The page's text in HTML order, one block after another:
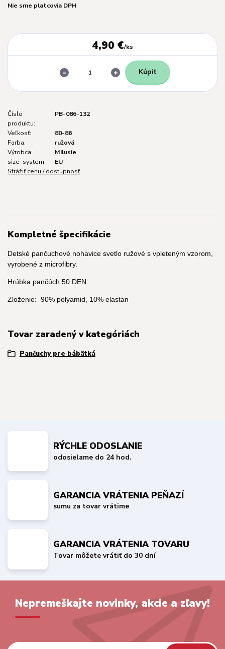
Nie sme platcovia DPH
4,90 €/ks
Kúpiť
Číslo
produktu:
PB-086-132
Veľkosť:
80-86
Farba:
ružová
Výrobca:
Milusie
size_system:
EU
Strážiť cenu / dostupnosť
Kompletné špecifikácie
Detské pančuchové nohavice svetlo ružové s vpleteným vzorom,
vyrobené z microfibry.
Hrúbka pančúch 50 DEN.
Zloženie: 90% polyamid, 10% elastan
Tovar zaradený v kategóriách
Pančuchy pre bábätká
RÝCHLE ODOSLANIE
odosielame do 24 hod.
GARANCIA VRÁTENIA PEŇAZÍ
sumu za tovar vrátime
GARANCIA VRÁTENIA TOVARU
Tovar môžete vrátiť do 30 dní
Nepremeškajte novinky, akcie a zľavy!